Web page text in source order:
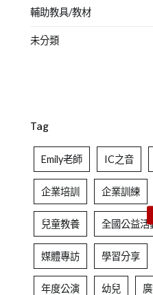
輔助教具/教材
未分類
Tag
Emily老師 IC之音
企業培訓 企業訓練
兒童教養 全國公益活
媒體專訪 學習分享
年度公演 幼兒